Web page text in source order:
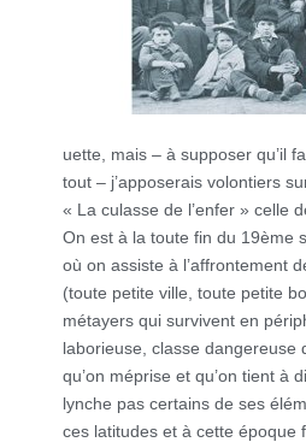
uette, mais – à supposer qu’il
tout – j’apposerais volontiers
« La culasse de l’enfer » celle
On est à la toute fin du 19ème
où on assiste à l’affrontement
(toute petite ville, toute petite
métayers qui survivent en
laborieuse, classe dangereuse
qu’on méprise et qu’on tient à
lynche pas certains de ses
ces latitudes et à cette époque